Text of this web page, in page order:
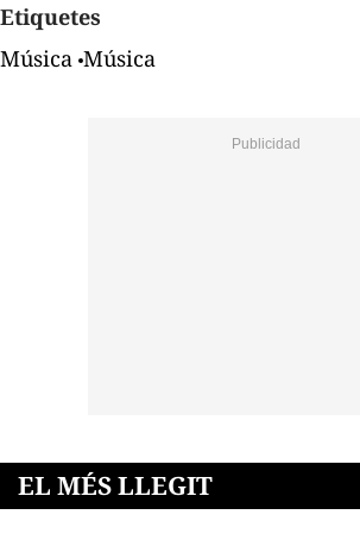
Etiquetes
Música Música
EL MÉS LLEGIT